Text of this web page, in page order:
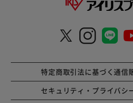
特定商取引法に基づく通信
セキュリティ・プライバシ